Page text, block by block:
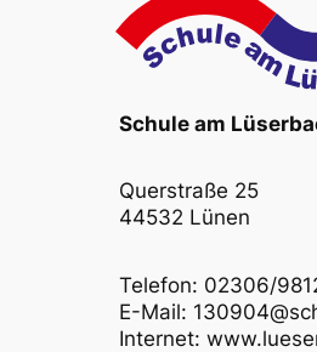
Schule am
Querstraße 25
44532 Lünen
Telefon: 02306/
E-Mail:
Internet: